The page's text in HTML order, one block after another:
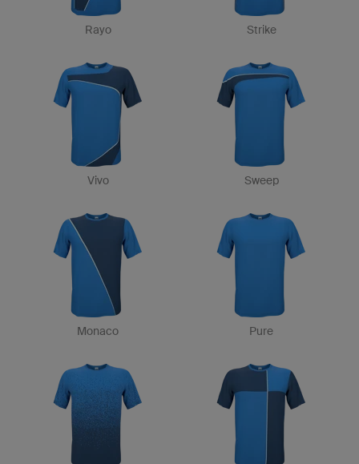
Rayo Strike
Vivo Sweep
Monaco Pure